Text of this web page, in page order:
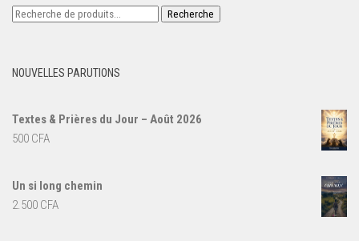
Recherche
Recherche
NOUVELLES PARUTIONS
Textes & Prières du Jour – Août 2026
500 CFA
Un si long chemin
2.500 CFA